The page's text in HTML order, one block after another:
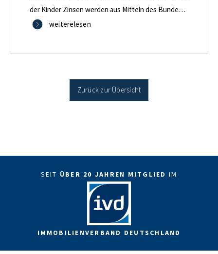
der Kinder Zinsen werden aus Mitteln des Bundes
verbilligt: Heutiger Zins bei 0,53 Prozent effektiv bei
Antragstellende verpflichten sich zu energetischer
Sanierung in Einzelmaßnahmen […]
weiterelesen
Zurück zur Übersicht
SEIT ÜBER 20 JAHREN MITGLIED IM
IMMOBILIENVERBAND DEUTSCHLAND